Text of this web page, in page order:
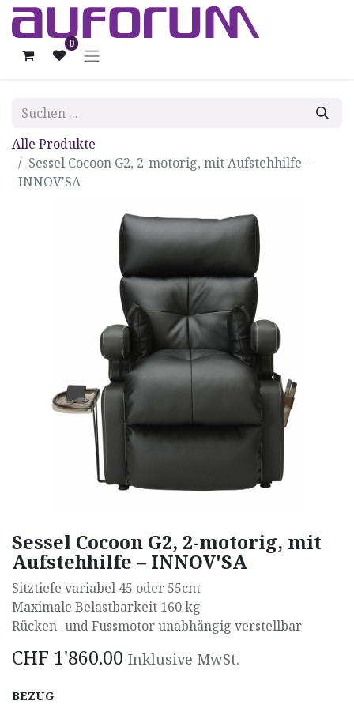
0
Alle Produkte
Sessel Cocoon G2, 2-motorig, mit Aufstehhilfe –
INNOV'SA
Sessel Cocoon G2, 2-motorig, mit
Aufstehhilfe – INNOV'SA
Sitztiefe variabel 45 oder 55cm
Maximale Belastbarkeit 160 kg
Rücken- und Fussmotor unabhängig verstellbar
CHF 1'860.00 Inklusive MwSt.
BEZUG